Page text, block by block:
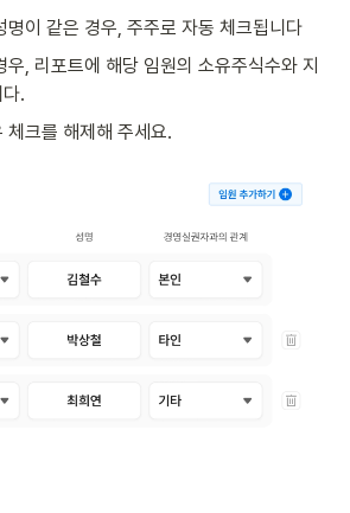
명이 같은 경우, 주주로 자동 체크됩니다
우, 리포트에 해당 임원의 소유주식수와 지
.
체크를 해제해 주세요.